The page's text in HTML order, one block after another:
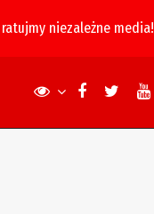
niezależne media!